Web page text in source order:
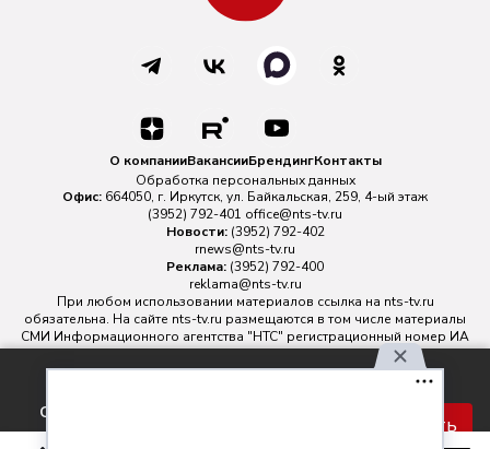
соглашаетесь с правилами
Принять
О компанииВакансииБрендингКонтакты
Обработка персональных данных
Офис: 664050, г. Иркутск, ул. Байкальская, 259, 4-ый этаж
(3952) 792-401 office@nts-tv.ru
Новости: (3952) 792-402
rnews@nts-tv.ru
Реклама: (3952) 792-400
reklama@nts-tv.ru
При любом использовании материалов ссылка на nts-tv.ru
обязательна. На сайте nts-tv.ru размещаются в том числе материалы
СМИ Информационного агентства "НТС" регистрационный номер ИА
№ ФС 77 - 88763 зарегистрировано Федеральной службой по
надзору в сфере связи, информационных технологий и массовых
Главный редактор ИА "НТС" Иштулкин Евгений Александрович
16+